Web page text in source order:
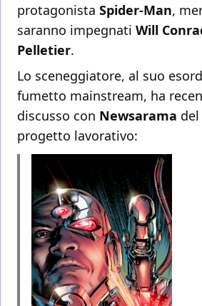
protagonista Spider-Man,
saranno impegnati Will
Pelletier.
Lo sceneggiatore, al suo
fumetto mainstream, ha
discusso con Newsarama
progetto lavorativo: